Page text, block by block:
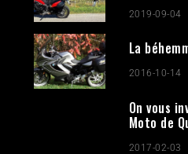
2019-09-04
La
2016-10-14
On vous
Moto de
2017-02-03